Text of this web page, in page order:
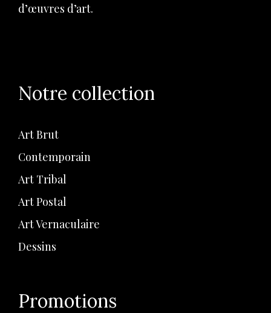
d’œuvres d’art.
Notre collection
Art Brut
Contemporain
Art Tribal
Art Postal
Art Vernaculaire
Dessins
Promotions